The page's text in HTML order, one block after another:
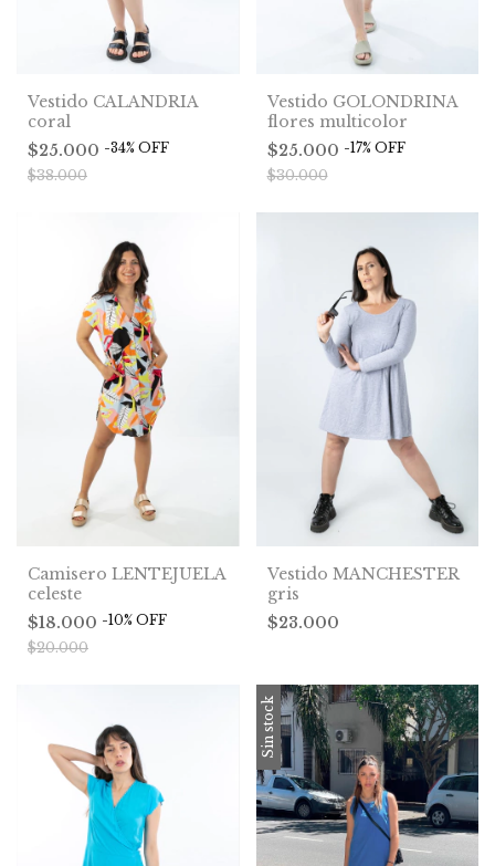
Vestido CALANDRIA
coral
$25.000 -34% OFF
$38.000
Vestido GOLONDRINA
flores multicolor
$25.000 -17% OFF
$30.000
Camisero LENTEJUELA
celeste
$18.000 -10% OFF
$20.000
Vestido MANCHESTER
gris
$23.000
Sin stock